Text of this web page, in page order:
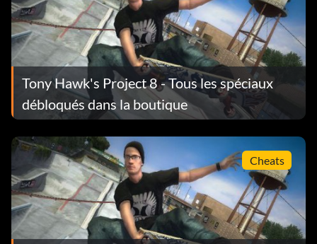
Tony Hawk's Project 8 - Tous les spéciaux
débloqués dans la boutique
Cheats